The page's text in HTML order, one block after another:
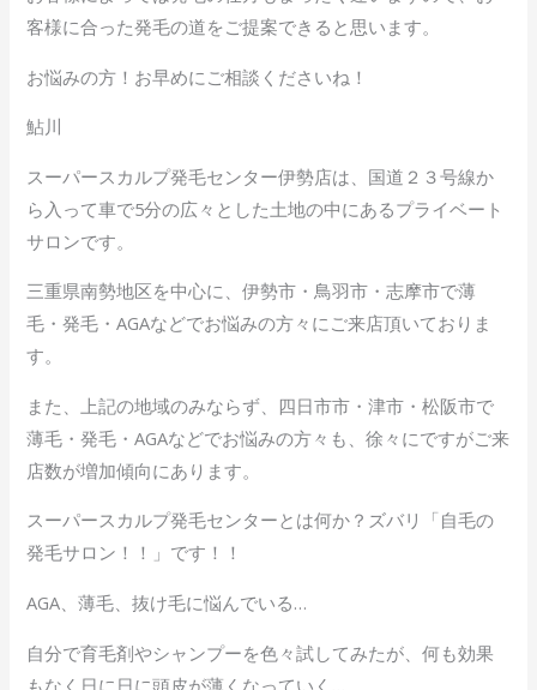
客様に合った発毛の道をご提案できると思います。
お悩みの方！お早めにご相談くださいね！
鮎川
スーパースカルプ発毛センター伊勢店は、国道２３号線か
ら入って車で5分の広々とした土地の中にあるプライベート
サロンです。
三重県南勢地区を中心に、伊勢市・鳥羽市・志摩市で薄
毛・発毛・AGAなどでお悩みの方々にご来店頂いておりま
す。
また、上記の地域のみならず、四日市市・津市・松阪市で
薄毛・発毛・AGAなどでお悩みの方々も、徐々にですがご来
店数が増加傾向にあります。
スーパースカルプ発毛センターとは何か？ズバリ「自毛の
発毛サロン！！」です！！
AGA、薄毛、抜け毛に悩んでいる…
自分で育毛剤やシャンプーを色々試してみたが、何も効果
もなく日に日に頭皮が薄くなっていく…